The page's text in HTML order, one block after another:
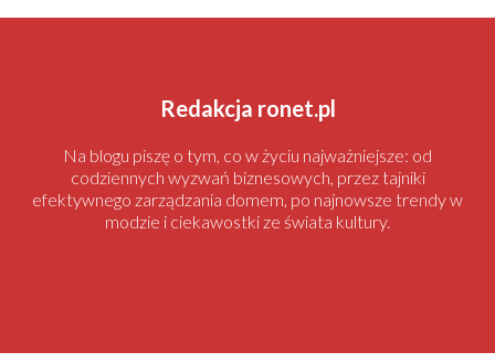
Redakcja ronet.pl
Na blogu piszę o tym, co w życiu najważniejsze: od
codziennych wyzwań biznesowych, przez tajniki
efektywnego zarządzania domem, po najnowsze trendy w
modzie i ciekawostki ze świata kultury.